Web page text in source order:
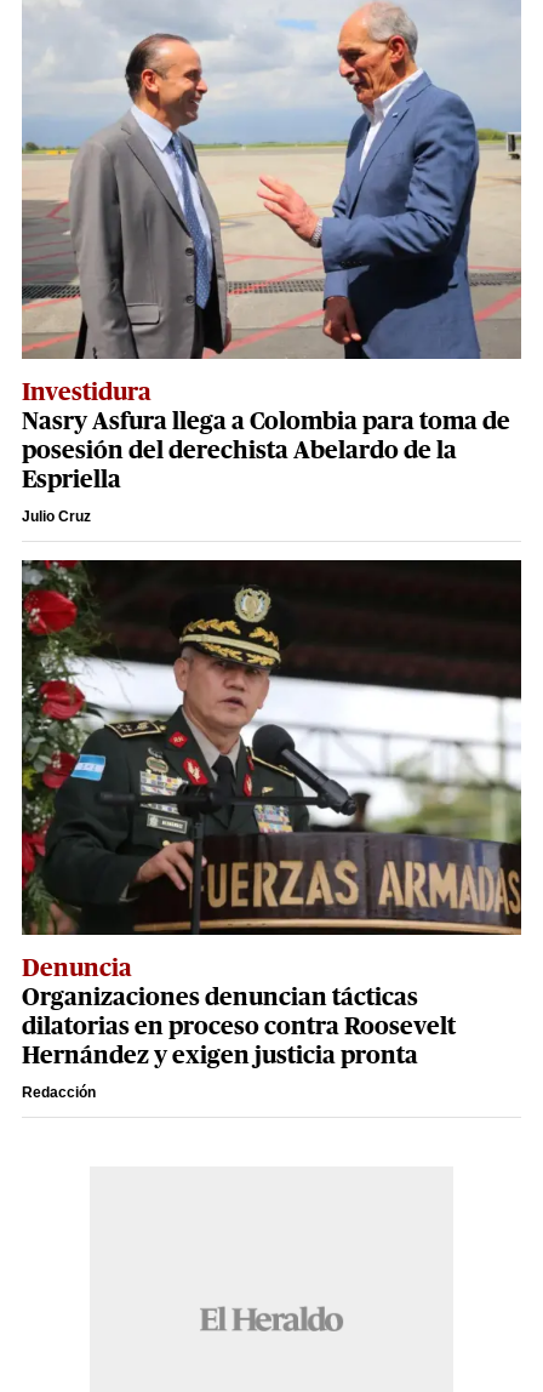
Investidura
Nasry Asfura llega a Colombia para toma de
posesión del derechista Abelardo de la
Espriella
Julio Cruz
Denuncia
Organizaciones denuncian tácticas
dilatorias en proceso contra Roosevelt
Hernández y exigen justicia pronta
Redacción